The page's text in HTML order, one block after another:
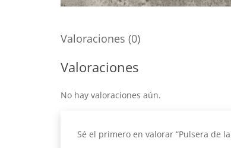
Valoraciones (0)
Valoraciones
No hay valoraciones aún.
Sé el primero en valorar “Pulsera de